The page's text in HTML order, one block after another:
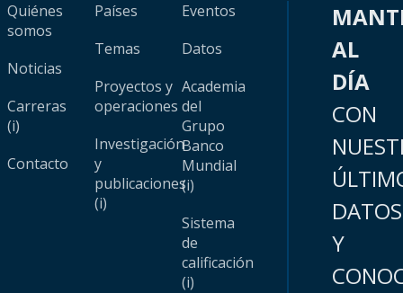
Quiénes
somos
Noticias
Carreras
(i)
Contacto
Países
Temas
Proyectos y
operaciones
Investigación
y
publicaciones
(i)
Eventos
Datos
Academia
del
Grupo
Banco
Mundial
(i)
Sistema
de
calificación
(i)
AL
DÍA
CON
DATOS
Y